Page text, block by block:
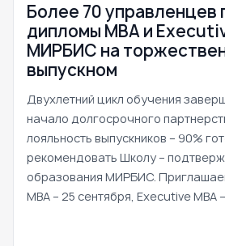
Более 70 управленцев
дипломы MBA и
МИРБИС на
выпускном
Двухлетний цикл обучения
начало долгосрочного
лояльность выпускников – 90%
рекомендовать Школу –
образования МИРБИС.
MBA – 25 сентября, Executive MBA